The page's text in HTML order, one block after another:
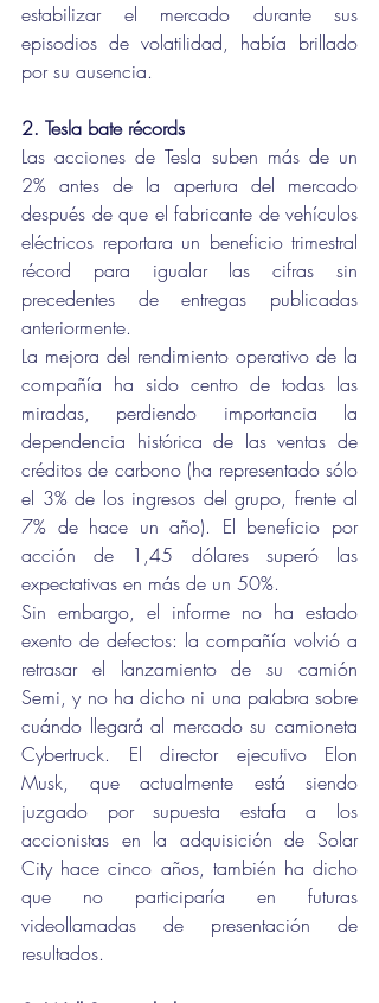
estabilizar el mercado durante sus
episodios de volatilidad, había brillado
por su ausencia.
2. Tesla bate récords
Las acciones de Tesla suben más de un
2% antes de la apertura del mercado
después de que el fabricante de vehículos
eléctricos reportara un beneficio trimestral
récord para igualar las cifras sin
precedentes de entregas publicadas
anteriormente.
La mejora del rendimiento operativo de la
compañía ha sido centro de todas las
miradas, perdiendo importancia la
dependencia histórica de las ventas de
créditos de carbono (ha representado sólo
el 3% de los ingresos del grupo, frente al
7% de hace un año). El beneficio por
acción de 1,45 dólares superó las
expectativas en más de un 50%.
Sin embargo, el informe no ha estado
exento de defectos: la compañía volvió a
retrasar el lanzamiento de su camión
Semi, y no ha dicho ni una palabra sobre
cuándo llegará al mercado su camioneta
Cybertruck. El director ejecutivo Elon
Musk, que actualmente está siendo
juzgado por supuesta estafa a los
accionistas en la adquisición de Solar
City hace cinco años, también ha dicho
que no participaría en futuras
videollamadas de presentación de
resultados.